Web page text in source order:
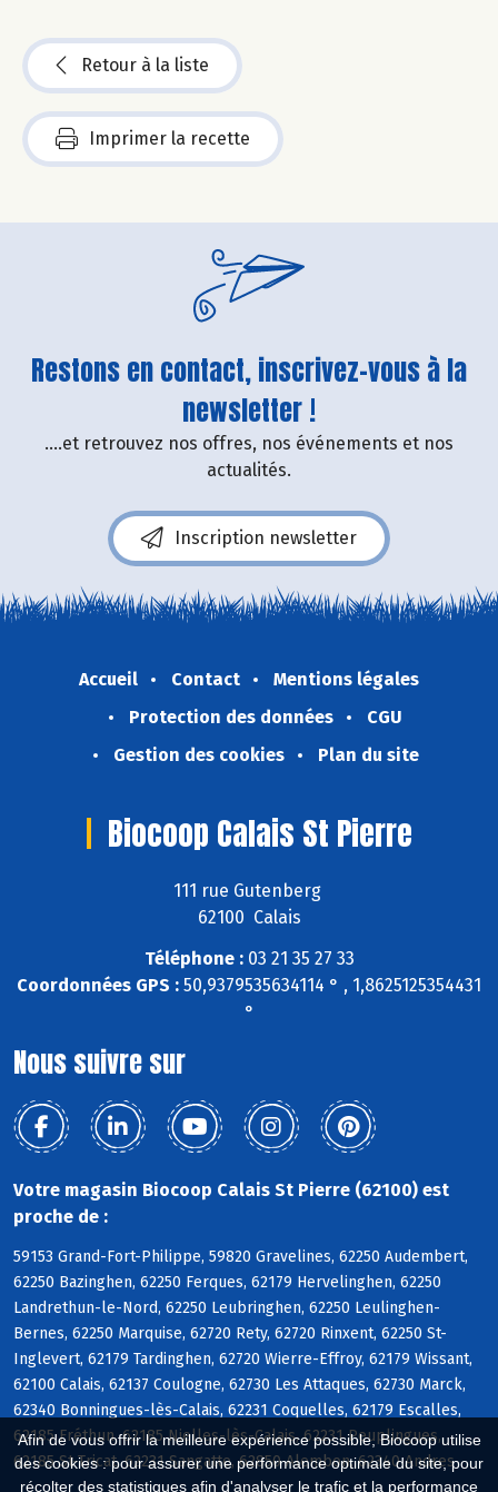
Afin de vous offrir la meilleure expérience possible, Biocoop utilise
des cookies : pour assurer une performance optimale du site, pour
récolter des statistiques afin d'analyser le trafic et la performance
Retour à la liste
Imprimer la recette
Restons en contact, inscrivez-vous à la
newsletter !
....et retrouvez nos offres, nos événements et nos
actualités.
Inscription newsletter
Accueil Contact
Mentions légales
Protection des données
CGU
Gestion des cookies
Plan du site
Biocoop Calais St Pierre
111 rue Gutenberg
62100 Calais
Téléphone :03 21 35 27 33
Coordonnées GPS : 50,9379535634114 ° , 1,8625125354431
°
Nous suivre sur
Votre magasin Biocoop Calais St Pierre (62100) est
proche de :
59153 Grand-Fort-Philippe, 59820 Gravelines, 62250 Audembert,
62250 Bazinghen, 62250 Ferques, 62179 Hervelinghen, 62250
Landrethun-le-Nord, 62250 Leubringhen, 62250 Leulinghen-
Bernes, 62250 Marquise, 62720 Rety, 62720 Rinxent, 62250 St-
Inglevert, 62179 Tardinghen, 62720 Wierre-Effroy, 62179 Wissant,
62100 Calais, 62137 Coulogne, 62730 Les Attaques, 62730 Marck,
62340 Bonningues-lès-Calais, 62231 Coquelles, 62179 Escalles,
62185 Fréthun, 62185 Nielles-lès-Calais, 62231 Peuplingues,
62185 St-Tricat, 62231 Sangatte, 62850 Alembon, 62340 Andres